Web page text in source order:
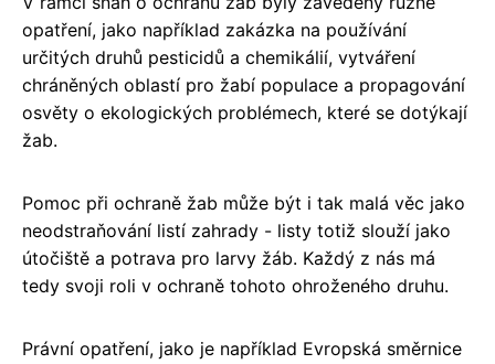
opatření, jako například zakázka na používání
určitých druhů pesticidů a chemikálií, vytváření
chráněných oblastí pro žabí populace a propagování
osvěty o ekologických problémech, které se dotýkají
žab.
Pomoc při ochraně žab může být i tak malá věc jako
neodstraňování listí zahrady - listy totiž slouží jako
útočiště a potrava pro larvy žáb. Každý z nás má
tedy svoji roli v ochraně tohoto ohroženého druhu.
Právní opatření, jako je například Evropská směrnice